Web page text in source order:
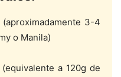
(aproximadamente 3-4
o Manila)
(equivalente a 120g de